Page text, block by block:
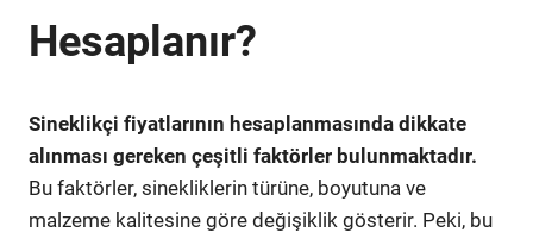
Hesaplanır?
Sineklikçi fiyatlarının hesaplanmasında dikkate
alınması gereken çeşitli faktörler bulunmaktadır.
Bu faktörler, sinekliklerin türüne, boyutuna ve
malzeme kalitesine göre değişiklik gösterir. Peki, bu